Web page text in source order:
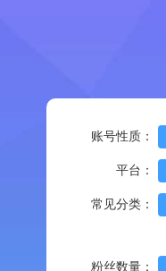
账号性质：
平台：
常见分类：
粉丝数量：